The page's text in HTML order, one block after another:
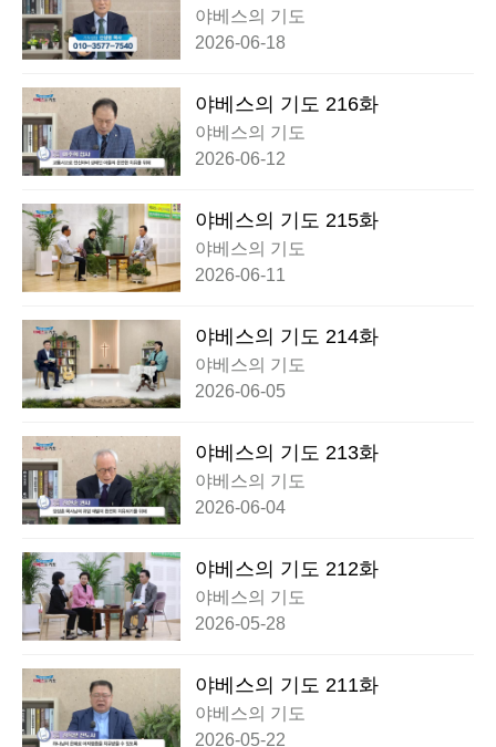
야베스의 기도
2026-06-18
야베스의 기도 216화
야베스의 기도
2026-06-12
야베스의 기도 215화
야베스의 기도
2026-06-11
야베스의 기도 214화
야베스의 기도
2026-06-05
야베스의 기도 213화
야베스의 기도
2026-06-04
야베스의 기도 212화
야베스의 기도
2026-05-28
야베스의 기도 211화
야베스의 기도
2026-05-22